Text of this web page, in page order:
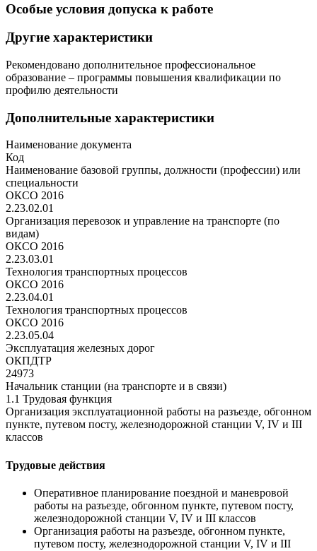
Особые условия допуска к работе
Другие характеристики
Рекомендовано дополнительное профессиональное
образование – программы повышения квалификации по
профилю деятельности
Дополнительные характеристики
Наименование документа
Код
Наименование базовой группы, должности (профессии) или
специальности
ОКСО 2016
2.23.02.01
Организация перевозок и управление на транспорте (по
видам)
ОКСО 2016
2.23.03.01
Технология транспортных процессов
ОКСО 2016
2.23.04.01
Технология транспортных процессов
ОКСО 2016
2.23.05.04
Эксплуатация железных дорог
ОКПДТР
24973
Начальник станции (на транспорте и в связи)
1.1 Трудовая функция
Организация эксплуатационной работы на разъезде, обгонном
пункте, путевом посту, железнодорожной станции V, IV и III
классов
Трудовые действия
Оперативное планирование поездной и маневровой
работы на разъезде, обгонном пункте, путевом посту,
железнодорожной станции V, IV и III классов
Организация работы на разъезде, обгонном пункте,
путевом посту, железнодорожной станции V, IV и III